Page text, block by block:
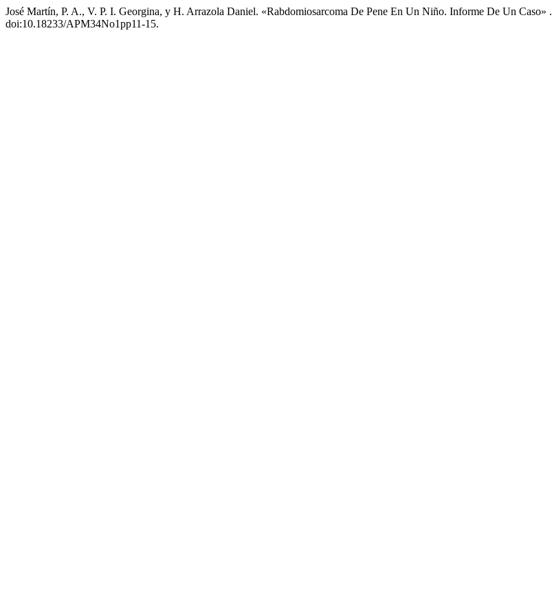
José Martín, P. A., V. P. I. Georgina, y H. Arrazola Daniel. «Rabdomiosarcoma De Pene En Un Niño. Informe De Un Caso» .
doi:10.18233/APM34No1pp11-15.